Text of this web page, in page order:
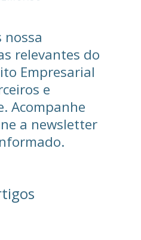
relevantes do
Empresarial
e
Acompanhe
a newsletter